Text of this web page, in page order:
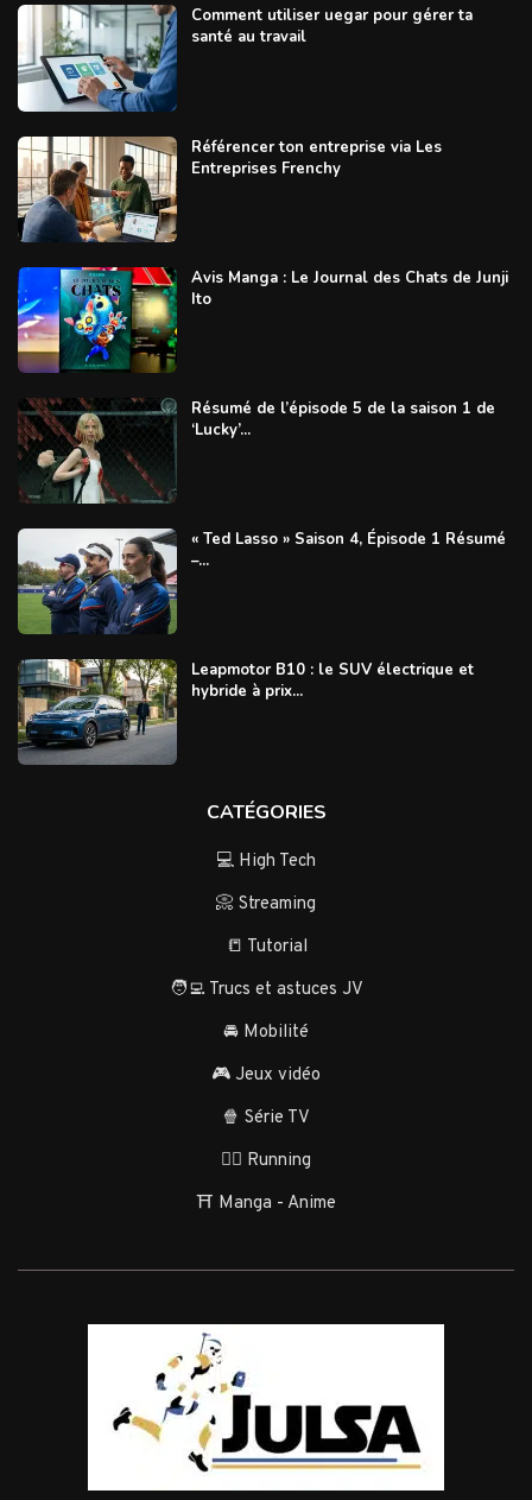
Comment utiliser uegar pour gérer ta
santé au travail
Référencer ton entreprise via Les
Entreprises Frenchy
Avis Manga : Le Journal des Chats de Junji
Ito
Résumé de l’épisode 5 de la saison 1 de
‘Lucky’...
« Ted Lasso » Saison 4, Épisode 1 Résumé
–...
Leapmotor B10 : le SUV électrique et
hybride à prix...
CATÉGORIES
💻 High Tech
📀 Streaming
📒 Tutorial
🧑‍💻 Trucs et astuces JV
🚘 Mobilité
🎮 Jeux vidéo
🍿 Série TV
🏃‍♂️ Running
⛩️ Manga - Anime